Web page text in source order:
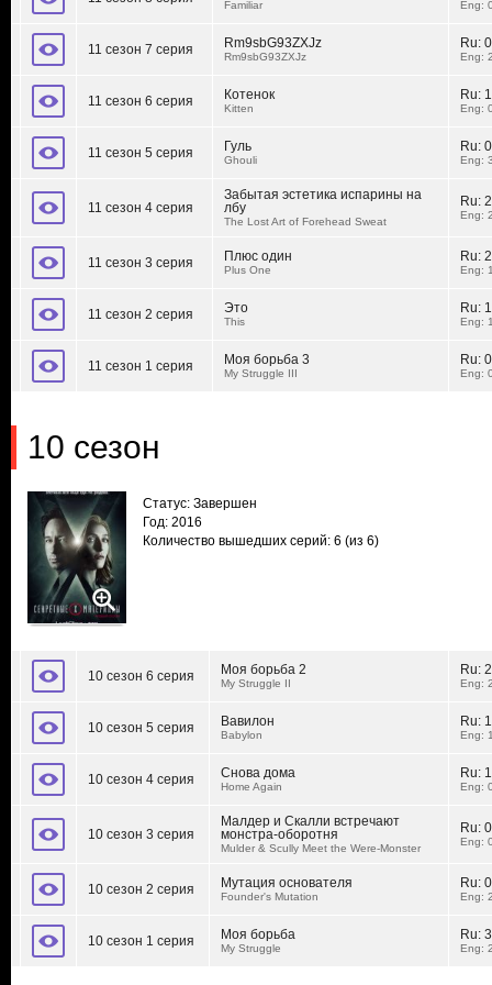
Familiar Eng:
11 сезон 7 серия Rm9sbG93ZXJz
Rm9sbG93ZXJz
Ru:
Eng:
11 сезон 6 серия Котенок
Kitten
Ru:
Eng:
11 сезон 5 серия Гуль
Ghouli
Ru:
Eng:
11 сезон 4 серия
Забытая эстетика испарины на
лбу
The Lost Art of Forehead Sweat
Ru:
Eng:
11 сезон 3 серия Плюс один
Plus One
Ru:
Eng:
11 сезон 2 серия Это
This
Ru:
Eng:
11 сезон 1 серия Моя борьба 3
My Struggle III
Ru:
Eng:
10 сезон
Статус: Завершен
Год: 2016
Количество вышедших серий: 6 (из 6)
10 сезон 6 серия Моя борьба 2
My Struggle II
Ru:
Eng:
10 сезон 5 серия Вавилон
Babylon
Ru:
Eng:
10 сезон 4 серия Снова дома
Home Again
Ru:
Eng:
10 сезон 3 серия
Малдер и Скалли встречают
монстра-оборотня
Mulder & Scully Meet the Were-Monster
Ru:
Eng:
10 сезон 2 серия Мутация основателя
Founder's Mutation
Ru:
Eng:
10 сезон 1 серия Моя борьба
My Struggle
Ru:
Eng: